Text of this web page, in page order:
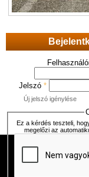
Jelszó *
Új jelszó igénylése
Ez a kérdés teszteli,
megelőzi az